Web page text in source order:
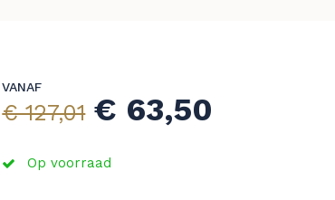
VANAF
€ 127,01 € 63,50
Op voorraad